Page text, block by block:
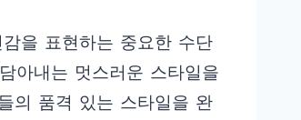
을 표현하는 중요한 수단
아내는 멋스러운 스타일을
의 품격 있는 스타일을 완